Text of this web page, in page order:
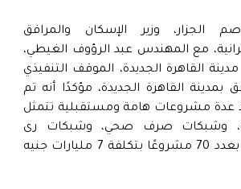
الجزار، وزير الإسكان والمرافق
مع المهندس عبد الرؤوف الغيطي،
القاهرة الجديدة، الموقف التنفيذي
بمدينة القاهرة الجديدة، مؤكدًا أنه تم
عدة مشروعات هامة ومستقبلية تتمثل
وشبكات صرف صحي، وشبكات رى
ومحطات، وروافع بعدد 70 مشروعًا بتكلفة 7 مليارات جنيه